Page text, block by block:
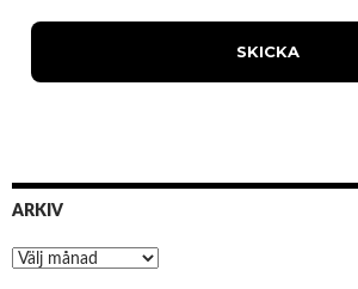
ARKIV
Arkiv